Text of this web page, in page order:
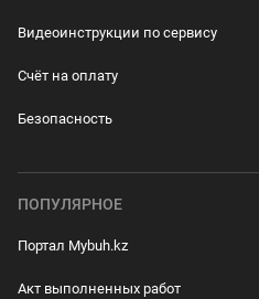
Видеоинструкции по сервису
Счёт на оплату
Безопасность
ПОПУЛЯРНОЕ
Портал Mybuh.kz
Акт выполненных работ